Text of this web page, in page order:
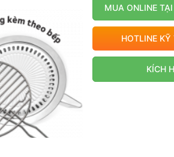
MUA ONLINE
HOTLINE
KÍCH